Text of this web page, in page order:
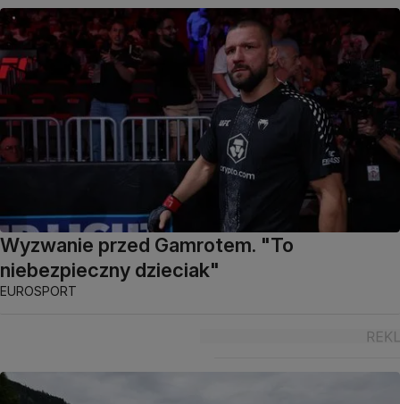
Wyzwanie przed Gamrotem. "To
niebezpieczny dzieciak"
EUROSPORT